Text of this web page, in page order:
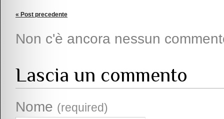
« Post precedente
Non c'è ancora nessun
Lascia un commento
Nome (required)